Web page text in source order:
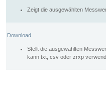
Zeigt die ausgewählten
Download
Stellt die ausgewählten
kann txt, csv oder zrxp